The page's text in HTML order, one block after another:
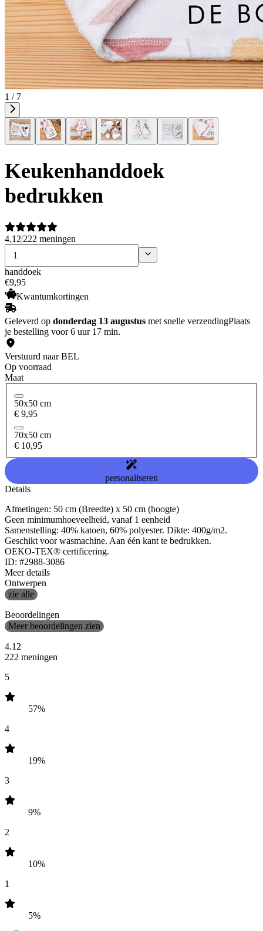
1 / 7
Keukenhanddoek
bedrukken
4,12|222 meningen
handdoek
€9,95
Kwantumkortingen
Geleverd op donderdag 13 augustus met snelle verzendingPlaats
je bestelling voor 6 uur 17 min.
Verstuurd naar BEL
Op voorraad
Maat
50x50 cm
€ 9,95
70x50 cm
€ 10,95
personaliseren
Details
Afmetingen: 50 cm (Breedte) x 50 cm (hoogte)
Geen minimumhoeveelheid, vanaf 1 eenheid
Samenstelling: 40% katoen, 60% polyester. Dikte: 400g/m2.
Geschikt voor wasmachine. Aan één kant te bedrukken.
OEKO-TEX® certificering.
ID: #2988-3086
Meer details
Ontwerpen
zie alle
Beoordelingen
Meer beoordelingen zien
4.12
222 meningen
5
57%
4
19%
3
9%
2
10%
1
5%